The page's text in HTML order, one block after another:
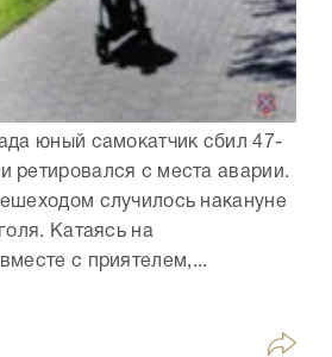
юный самокатчик сбил 47-
ретировался с места аварии.
случилось накануне
Катаясь на
с приятелем,...